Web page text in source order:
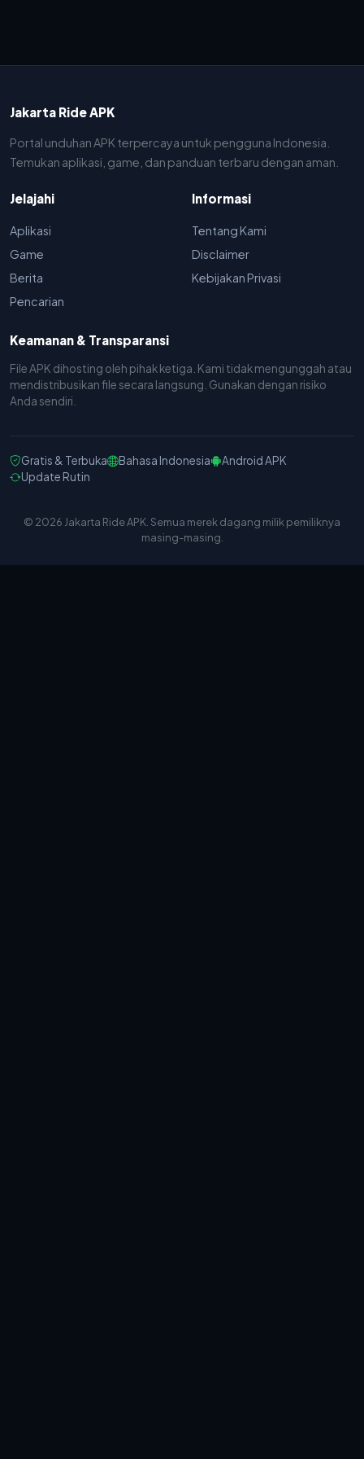
Jakarta Ride APK
Portal unduhan APK terpercaya untuk pengguna Indonesia.
Temukan aplikasi, game, dan panduan terbaru dengan aman.
Jelajahi
Aplikasi
Game
Berita
Pencarian
Informasi
Tentang Kami
Disclaimer
Kebijakan Privasi
Keamanan & Transparansi
File APK dihosting oleh pihak ketiga. Kami tidak mengunggah atau
mendistribusikan file secara langsung. Gunakan dengan risiko
Anda sendiri.
Gratis & Terbuka Bahasa Indonesia
Android APK
Update Rutin
© 2026 Jakarta Ride APK. Semua merek dagang milik pemiliknya
masing-masing.